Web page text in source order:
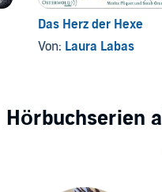
Das Herz der Hexe
Von: Laura Labas
Hörbuchserien